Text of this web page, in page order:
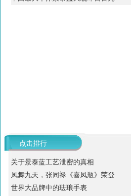
点击排行
关于景泰蓝工艺泄密的真相
凤舞九天，张同禄《喜凤瓶》荣登
世界大品牌中的珐琅手表